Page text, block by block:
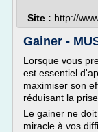
Site : http://
Gainer -
Lorsque vous
est essentiel
maximiser son
réduisant la
Le gainer ne
miracle à vos